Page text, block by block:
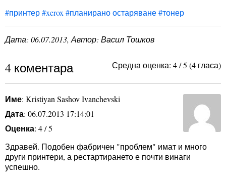
#принтер#xerox #планирано остаряване#тонер
Дата: 06.07.2013, Автор: Васил Тошков
Средна оценка: 4/5 (4 гласа)
4 коментара
Име: Kristiyan Sashov Ivanchevski
Дата: 06.07.2013 17:14:01
Оценка: 4 / 5
Здравей. Подобен фабричен "проблем" имат и много
други принтери, а рестартирането е почти винаги
успешно.